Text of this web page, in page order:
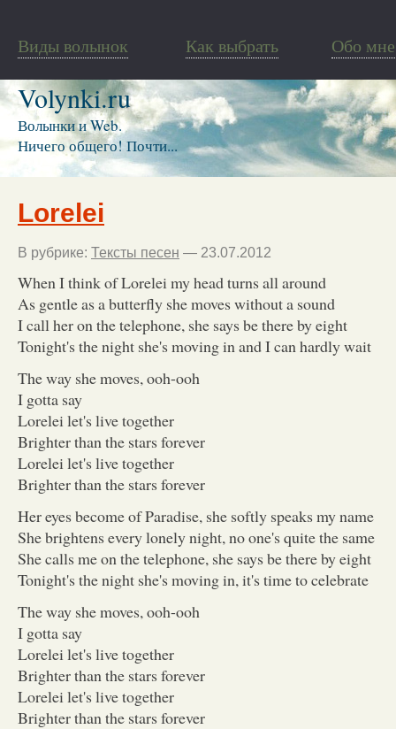
Виды волынок Как выбрать Обо мне
Volynki.ru
Волынки и Web.
Ничего общего! Почти...
Lorelei
В рубрике: Тексты песен — 23.07.2012
When I think of Lorelei my head turns all around
As gentle as a butterfly she moves without a sound
I call her on the telephone, she says be there by eight
Tonight's the night she's moving in and I can hardly wait
The way she moves, ooh-ooh
I gotta say
Lorelei let's live together
Brighter than the stars forever
Lorelei let's live together
Brighter than the stars forever
Her eyes become of Paradise, she softly speaks my name
She brightens every lonely night, no one's quite the same
She calls me on the telephone, she says be there by eight
Tonight's the night she's moving in, it's time to celebrate
The way she moves, ooh-ooh
I gotta say
Lorelei let's live together
Brighter than the stars forever
Lorelei let's live together
Brighter than the stars forever